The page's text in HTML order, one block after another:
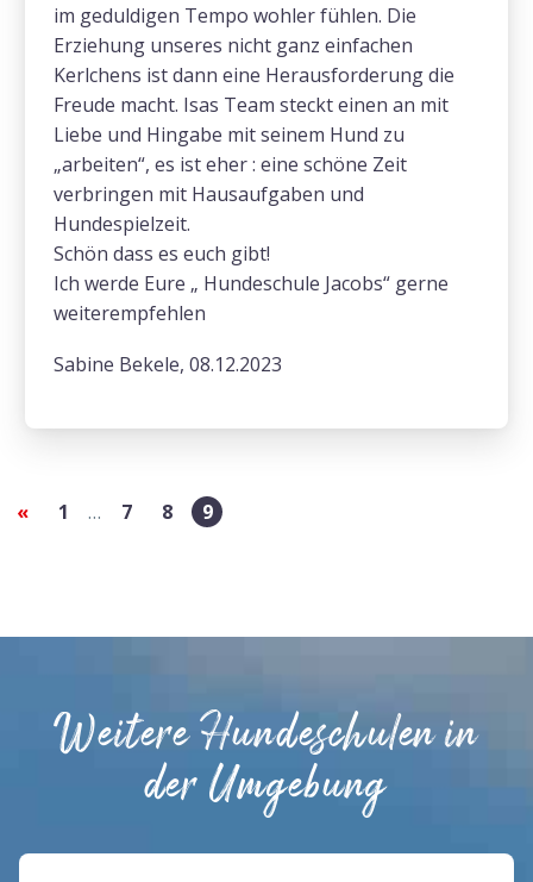
im geduldigen Tempo wohler fühlen. Die
Erziehung unseres nicht ganz einfachen
Kerlchens ist dann eine Herausforderung die
Freude macht. Isas Team steckt einen an mit
Liebe und Hingabe mit seinem Hund zu
„arbeiten“, es ist eher : eine schöne Zeit
verbringen mit Hausaufgaben und
Hundespielzeit.
Schön dass es euch gibt!
Ich werde Eure „ Hundeschule Jacobs“ gerne
weiterempfehlen
Sabine Bekele, 08.12.2023
« 1 … 7 8 9
Weitere Hundeschulen in
der Umgebung